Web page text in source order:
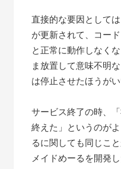
直接的な要因として
が更新されて、コー
と正常に動作しなく
ま放置して意味不明
は停止させたほうが
サービス終了の時、
終えた」というのが
るに関しても同じこと
メイドめーるを開発